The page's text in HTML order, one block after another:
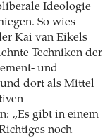
Ideologie
So wies
Kai van Eikels
Techniken der
und
dort als Mittel
„Es gibt in einem
noch